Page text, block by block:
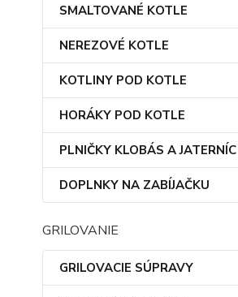
SMALTOVANÉ KOTLE
NEREZOVÉ KOTLE
KOTLINY POD KOTLE
HORÁKY POD KOTLE
PLNIČKY KLOBÁS A JATERNÍC
DOPLNKY NA ZABÍJAČKU
GRILOVANIE
GRILOVACIE SÚPRAVY